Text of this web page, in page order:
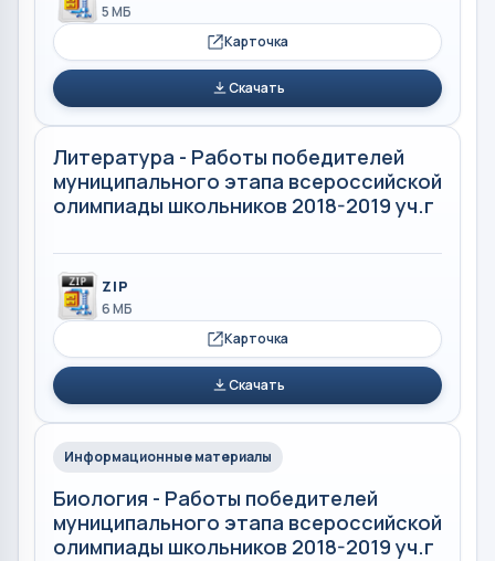
5 МБ
Карточка
Скачать
Литература - Работы победителей
муниципального этапа всероссийской
олимпиады школьников 2018-2019 уч.г
ZIP
6 МБ
Карточка
Скачать
Информационные материалы
Биология - Работы победителей
муниципального этапа всероссийской
олимпиады школьников 2018-2019 уч.г